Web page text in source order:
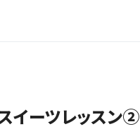
イーツレッスン②